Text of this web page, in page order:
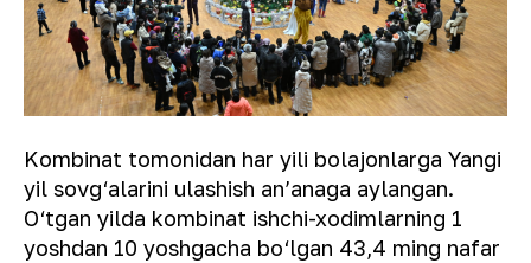
Kombinat tomonidan har yili bolajonlarga Yangi
yil sovg‘alarini ulashish anʼanaga aylangan.
O‘tgan yilda kombinat ishchi-xodimlarning 1
yoshdan 10 yoshgacha bo‘lgan 43,4 ming nafar